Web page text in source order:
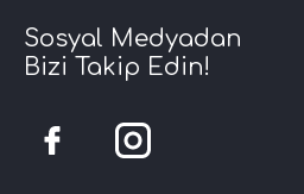
Sosyal Medyadan
Bizi Takip Edin!